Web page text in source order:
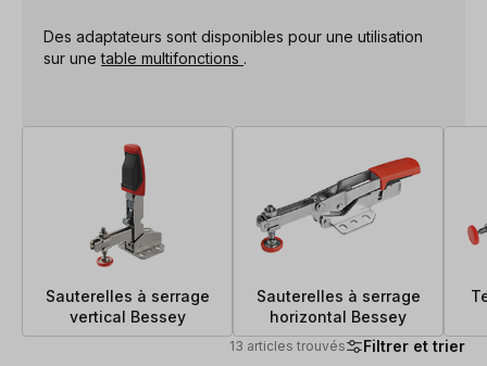
Des adaptateurs sont disponibles pour une utilisation
sur unetable multifonctions .
Sauterelles à serrage
vertical Bessey
Sauterelles à serrage
horizontal Bessey
13 articles trouvés Filtrer et trier